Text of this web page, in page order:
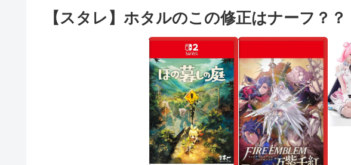
【スタレ】ホタルのこの修正はナーフ？？